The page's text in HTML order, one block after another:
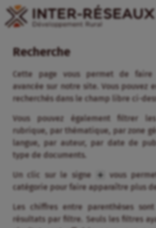
Recherche
Cette page vous permet de faire
avancée sur notre site. Vous pouvez
recherchés dans le champ libre ci-
Vous pouvez également filtrer
rubrique, par thématique, par zone
langue, par auteur, par date de
type de documents.
Un clic sur le signe
vous
catégorie pour faire apparaître plus
Les chiffres entre parenthèses
résultats par filtre. Seuls les filtres